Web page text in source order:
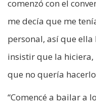
comenzó con el
me decía que me
personal, así que
insistir que la
que no quería
“Comencé a bailar a